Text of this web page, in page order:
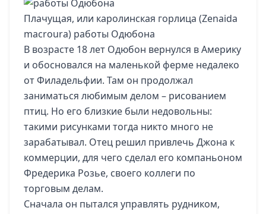
Плачущая, или каролинская горлица (Zenaida
macroura) работы Одюбона
В возрасте 18 лет Одюбон вернулся в Америку
и обосновался на маленькой ферме недалеко
от Филадельфии. Там он продолжал
заниматься любимым делом – рисованием
птиц. Но его близкие были недовольны:
такими рисунками тогда никто много не
зарабатывал. Отец решил привлечь Джона к
коммерции, для чего сделал его компаньоном
Фредерика Розье, своего коллеги по
торговым делам.
Сначала он пытался управлять рудником,